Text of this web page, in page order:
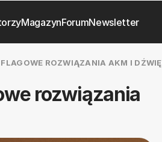
MagazynForumNewsletter
ROZWIĄZANIA AKM I
rozwiązania